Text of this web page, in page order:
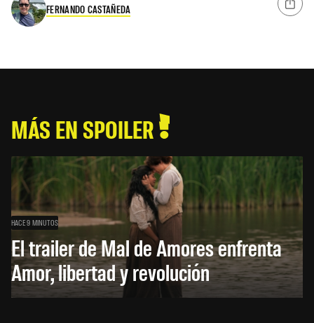
FERNANDO CASTAÑEDA
MÁS EN SPOILER
HACE 9 MINUTOS
El trailer de Mal de Amores enfrenta
Amor, libertad y revolución